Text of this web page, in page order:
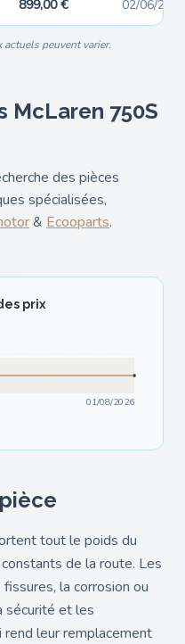
899,00 € 02/06/2026
peuvent varier.
McLaren 750S
des pièces
spécialisées,
& Ecooparts.
prix
01/08/2026
tout le poids du
de la route. Les
la corrosion ou
sécurité et les
rend leur remplacement